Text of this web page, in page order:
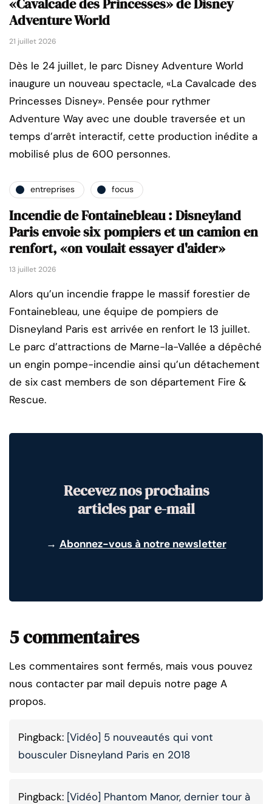
Adventure World
21 juillet 2026
Dès le 24 juillet, le parc Disney Adventure World
inaugure un nouveau spectacle, «La Cavalcade des
Princesses Disney». Pensée pour rythmer
Adventure Way avec une double traversée et un
temps d’arrêt interactif, cette production inédite a
mobilisé plus de 600 personnes.
entreprises focus
Incendie de Fontainebleau : Disneyland
Paris envoie six pompiers et un camion en
renfort, «on voulait essayer d'aider»
13 juillet 2026
Alors qu’un incendie frappe le massif forestier de
Fontainebleau, une équipe de pompiers de
Disneyland Paris est arrivée en renfort le 13 juillet.
Le parc d’attractions de Marne-la-Vallée a dépêché
un engin pompe-incendie ainsi qu’un détachement
de six cast members de son département Fire &
Rescue.
Recevez nos prochains
articles par e-mail
→ Abonnez-vous à notre newsletter
5 commentaires
Les commentaires sont fermés, mais vous pouvez
nous contacter par mail depuis notre page A
propos.
Pingback: [Vidéo] 5 nouveautés qui vont
bousculer Disneyland Paris en 2018
Pingback: [Vidéo] Phantom Manor, dernier tour à